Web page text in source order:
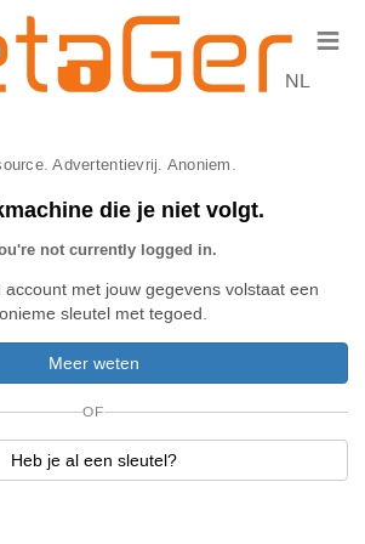
NL
Advertentievrij. Anoniem.
die je niet volgt.
not currently logged in.
account met jouw gegevens volstaat een
sleutel met tegoed.
Meer weten
OF
Heb je al een sleutel?
≡